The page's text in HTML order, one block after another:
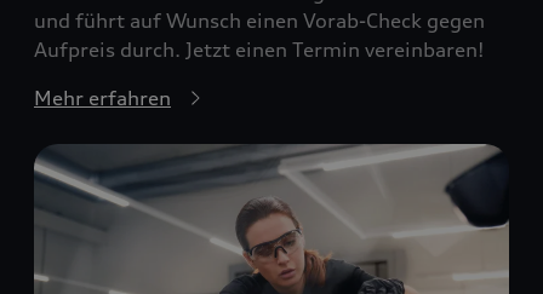
und führt auf Wunsch einen Vorab-Check gegen
Aufpreis durch. Jetzt einen Termin vereinbaren!
Mehr erfahren